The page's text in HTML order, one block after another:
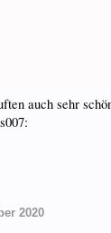
auch sehr
2020